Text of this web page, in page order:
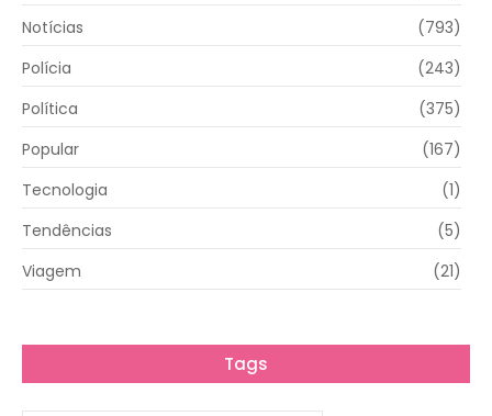
Notícias
(793)
Polícia
(243)
Política
(375)
Popular
(167)
Tecnologia
(1)
Tendências
(5)
Viagem
(21)
Tags